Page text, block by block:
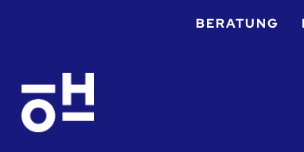
BERATUNG